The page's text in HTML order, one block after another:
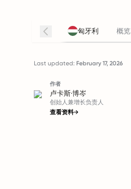
匈牙利 概览
Last updated: February 17, 2026
作者
卢卡斯·博岑
创始人兼增长负责人
查看资料→